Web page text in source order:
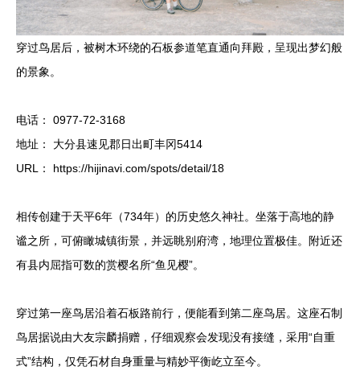
穿过鸟居后，被树木环绕的石板参道笔直通向拜殿，呈现出梦幻般
的景象。
电话： 0977-72-3168
地址： 大分县速见郡日出町丰冈5414
URL： https://hijinavi.com/spots/detail/18
相传创建于天平6年（734年）的历史悠久神社。坐落于高地的静
谧之所，可俯瞰城镇街景，并远眺别府湾，地理位置极佳。附近还
有县内屈指可数的赏樱名所“鱼见樱”。
穿过第一座鸟居沿着石板路前行，便能看到第二座鸟居。这座石制
鸟居据说由大友宗麟捐赠，仔细观察会发现没有接缝，采用“自重
式”结构，仅凭石材自身重量与精妙平衡屹立至今。